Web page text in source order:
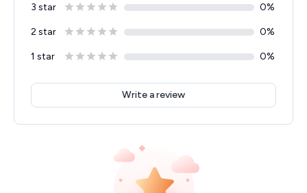
3 star 0%
2 star 0%
1 star 0%
Write a review